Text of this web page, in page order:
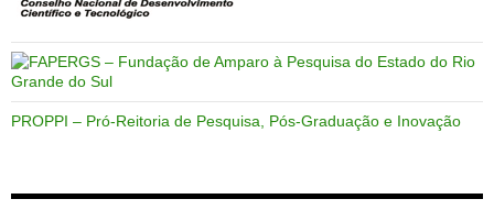
PROPPI – Pró-Reitoria de Pesquisa, Pós-Graduação e Inovação